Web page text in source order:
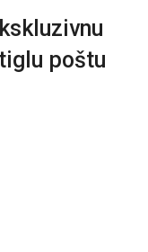
poštu